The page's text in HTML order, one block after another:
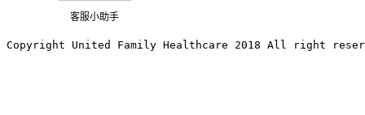
客服小助手
Copyright United Family Healthcare 2018 All right